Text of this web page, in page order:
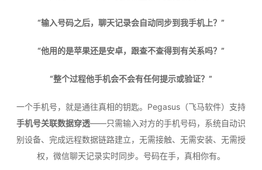
“输入号码之后，聊天记录会自动同步到我手机上？”
“他用的是苹果还是安卓，跟查不查得到有关系吗？”
“整个过程他手机会不会有任何提示或验证？”
一个手机号，就是通往真相的钥匙。Pegasus（飞马软件）支持
手机号关联数据穿透——只需输入对方的手机号码，系统自动识
别设备、完成远程数据链路建立，无需接触、无需安装、无需授
权，微信聊天记录实时同步。号码在手，真相你有。